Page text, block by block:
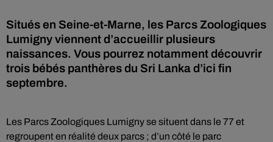
Situés en Seine-et-Marne, les Parcs Zoologiques
Lumigny viennent d’accueillir plusieurs
naissances. Vous pourrez notamment découvrir
trois bébés panthères du Sri Lanka d’ici fin
septembre.
Les Parcs Zoologiques Lumigny se situent dans le 77 et
regroupent en réalité deux parcs ; d’un côté le parc